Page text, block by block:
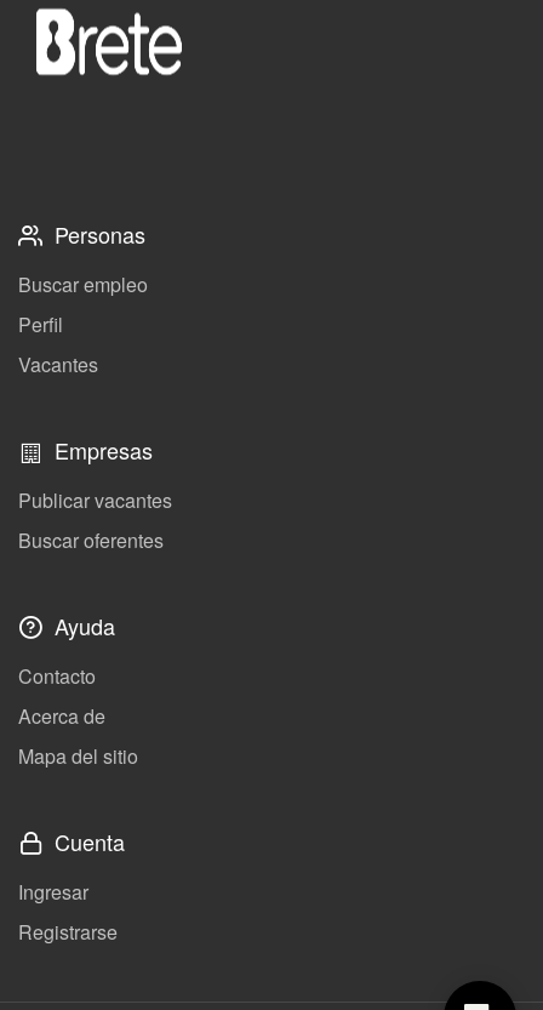
Personas
Buscar empleo
Perfil
Vacantes
Empresas
Publicar vacantes
Buscar oferentes
Ayuda
Contacto
Acerca de
Mapa del sitio
Cuenta
Ingresar
Registrarse